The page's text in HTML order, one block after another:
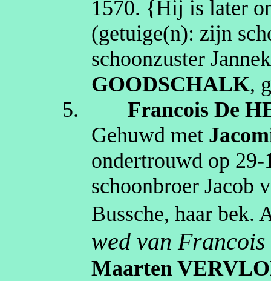
1570. {Hij is later
(getuige(n): zijn
schoonzuster
GOODSCHALK,
5.
Francois De
Gehuwd met
ondertrouwd op
schoonbroer Jacob
Bussche, haar bek.
wed vanFrancois
Maarten